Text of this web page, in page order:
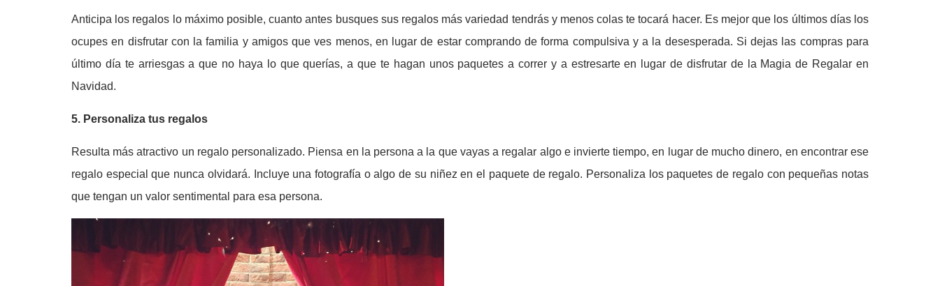
Anticipa los regalos lo máximo posible, cuanto antes busques sus regalos más variedad tendrás y menos colas te tocará hacer. Es mejor que los últimos días los
ocupes en disfrutar con la familia y amigos que ves menos, en lugar de estar comprando de forma compulsiva y a la desesperada. Si dejas las compras para
último día te arriesgas a que no haya lo que querías, a que te hagan unos paquetes a correr y a estresarte en lugar de disfrutar de la Magia de Regalar en
Navidad.
5. Personaliza tus regalos
Resulta más atractivo un regalo personalizado. Piensa en la persona a la que vayas a regalar algo e invierte tiempo, en lugar de mucho dinero, en encontrar ese
regalo especial que nunca olvidará. Incluye una fotografía o algo de su niñez en el paquete de regalo. Personaliza los paquetes de regalo con pequeñas notas
que tengan un valor sentimental para esa persona.